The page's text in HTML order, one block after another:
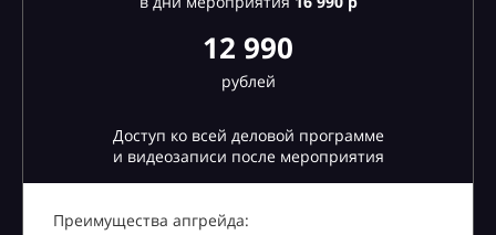
12 990
рублей
Доступ ко всей деловой программе
и видеозаписи после мероприятия
Преимущества апгрейда: